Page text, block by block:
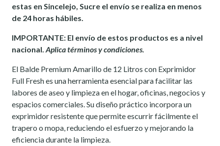
estas en Sincelejo, Sucre el envío se realiza en menos
de 24 horas hábiles.
IMPORTANTE: El envío de estos productos es a nivel
nacional. Aplica términos y condiciones.
El Balde Premium Amarillo de 12 Litros con Exprimidor
Full Fresh es una herramienta esencial para facilitar las
labores de aseo y limpieza en el hogar, oficinas, negocios y
espacios comerciales. Su diseño práctico incorpora un
exprimidor resistente que permite escurrir fácilmente el
trapero o mopa, reduciendo el esfuerzo y mejorando la
eficiencia durante la limpieza.